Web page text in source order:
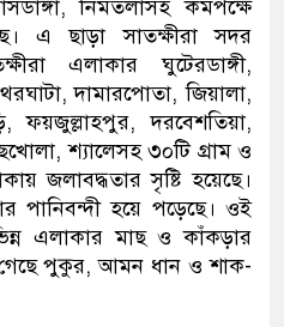
নিমতলাসহ কমপক্ষে
এ ছাড়া সাতক্ষীরা সদর
এলাকার ঘুটেরডাঙ্গী,
দামারপোতা, জিয়ালা,
ফয়জুল্লাহপুর, দরবেশতিয়া,
শ্যালেসহ ৩০টি গ্রাম ও
জলাবদ্ধতার সৃষ্টি হয়েছে।
পানিবন্দী হয়ে পড়েছে। ওই
এলাকার মাছ ও কাঁকড়ার
গেছে পুকুর, আমন ধান ও শাক-